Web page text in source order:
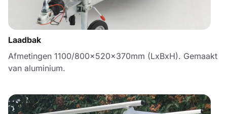
Laadbak
Afmetingen 1100/800x520x370mm (LxBxH). Gemaakt
van aluminium.